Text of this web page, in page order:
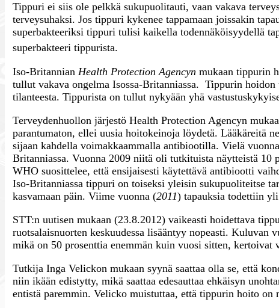
Tippuri ei siis ole pelkkä sukupuolitauti, vaan vakava
terveysuhaksi. Jos tippuri kykenee tappamaan joissakin
superbakteeriksi tippuri tulisi kaikella todennäköisyydellä
superbakteeri tippurista.
Iso-BritannianHealth Protection Agencyn mukaan tippurin
tullut vakava ongelma Isossa-Britanniassa. Tippurin
tilanteesta. Tippurista on tullut nykyään yhä
Terveydenhuollon järjestö Health Protection Agencyn
parantumaton, ellei uusia hoitokeinoja löydetä. Lääkäreitä
sijaan kahdella voimakkaammalla antibiootilla. Vielä
Britanniassa. Vuonna 2009 niitä oli tutkituista näytteistä
WHO suosittelee, että ensijaisesti käytettävä antibiootti
Iso-Britanniassa tippuri on toiseksi yleisin sukupuoliteitse
kasvamaan päin. Viime vuonna (2011) tapauksia todettiin
STT:n uutisen mukaan (23.8.2012) vaikeasti hoidettava
ruotsalaisnuorten keskuudessa lisääntyy nopeasti.
mikä on 50 prosenttia enemmän kuin vuosi sitten, kertoivat
Tutkija Inga Velickon mukaan syynä saattaa olla se, että
niin ikään edistytty, mikä saattaa edesauttaa ehkäisyn
entistä paremmin. Velicko muistuttaa, että tippurin hoito